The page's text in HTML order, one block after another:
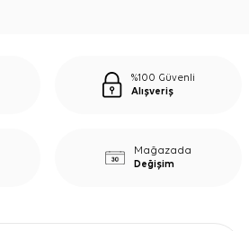
%100 Güvenli
Alışveriş
Mağazada
Değişim